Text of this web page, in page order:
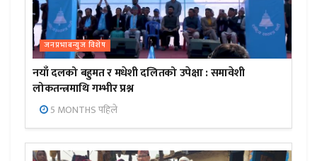
जनप्रभाबन्युज विशेष
नयाँ दलको बहुमत र मधेशी दलितको उपेक्षा : समावेशी
लोकतन्त्रमाथि गम्भीर प्रश्न
5 MONTHS पहिले